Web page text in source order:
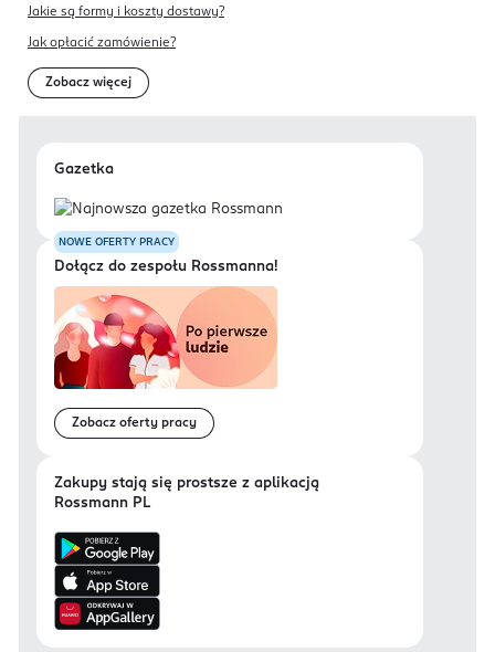
Jakie są formy i koszty dostawy?
Jak opłacić zamówienie?
Zobacz więcej
Gazetka
NOWE OFERTY PRACY
Dołącz do zespołu Rossmanna!
Zobacz oferty pracy
Zakupy stają się prostsze z aplikacją
Rossmann PL